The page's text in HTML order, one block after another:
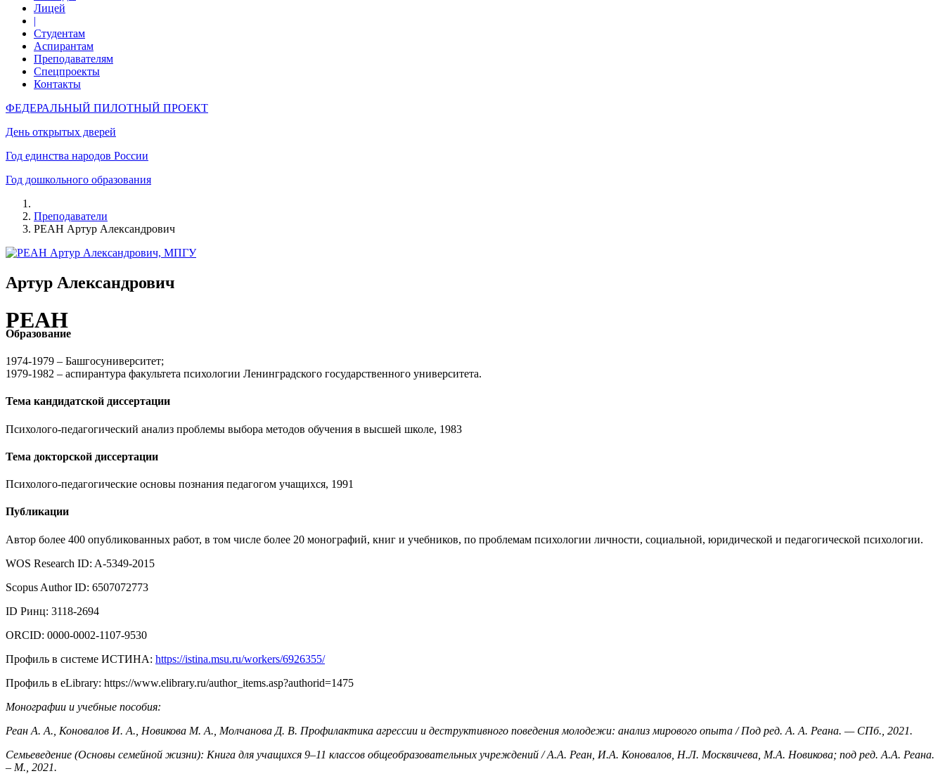
Лицей
|
Студентам
Аспирантам
Преподавателям
Спецпроекты
Контакты
ФЕДЕРАЛЬНЫЙ ПИЛОТНЫЙ ПРОЕКТ
День открытых дверей
Год единства народов России
Год дошкольного образования
Преподаватели
РЕАН Артур Александрович
Артур Александрович
РЕАН
Образование
1974-1979 – Башгосуниверситет;
1979-1982 – аспирантура факультета психологии Ленинградского государственного университета.
Тема кандидатской диссертации
Психолого-педагогический анализ проблемы выбора методов обучения в высшей школе, 1983
Тема докторской диссертации
Психолого-педагогические основы познания педагогом учащихся, 1991
Публикации
Автор более 400 опубликованных работ, в том числе более 20 монографий, книг и учебников, по проблемам психологии личности, социальной, юридической и педагогической психологии.
WOS Research ID: A-5349-2015
Scopus Author ID: 6507072773
ID Ринц: 3118-2694
ORCID: 0000-0002-1107-9530
Профиль в системе ИСТИНА: https://istina.msu.ru/workers/6926355/
Профиль в eLibrary: https://www.elibrary.ru/author_items.asp?authorid=1475
Монографии и учебные пособия:
Реан А. А., Коновалов И. А., Новикова М. А., Молчанова Д. В. Профилактика агрессии и деструктивного поведения молодежи: анализ мирового опыта / Под ред. А. А. Реана. — СПб., 2021.
Семьеведение (Основы семейной жизни): Книга для учащихся 9–11 классов общеобразовательных учреждений / А.А. Реан, И.А. Коновалов, Н.Л. Москвичева, М.А. Новикова; под ред. А.А. Реана.
– М., 2021.